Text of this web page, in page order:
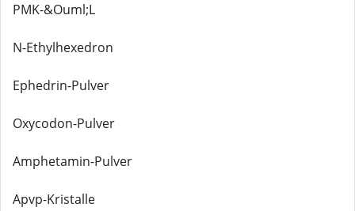
PMK-&Ouml;L
N-Ethylhexedron
Ephedrin-Pulver
Oxycodon-Pulver
Amphetamin-Pulver
Apvp-Kristalle